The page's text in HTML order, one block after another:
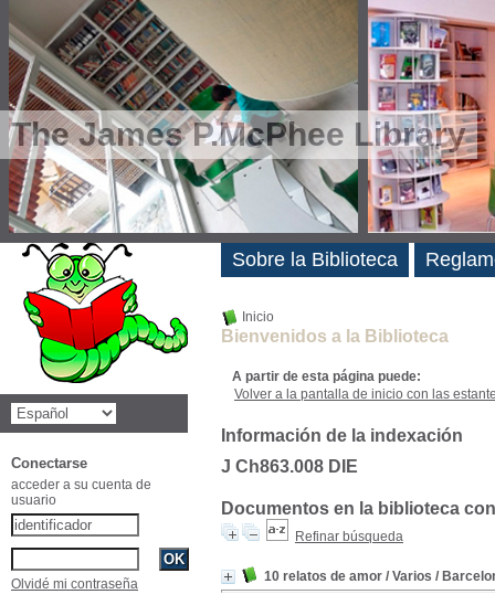
The James P.McPhee Library
Inicio
Bienvenidos a la Biblioteca
A partir de esta página puede:
Volver a la pantalla de inicio con las
Información de la indexación
J Ch863.008 DIE
Documentos en la biblioteca
Refinar búsqueda
10 relatos de amor / Varios /
Sobre la Biblioteca
Novedades
Conectarse
acceder a su cuenta de
usuario
Olvidé mi contraseña